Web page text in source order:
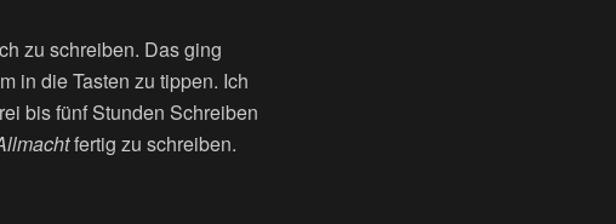
zu schreiben. Das ging
in die Tasten zu tippen. Ich
bis fünf Stunden Schreiben
fertig zu schreiben.